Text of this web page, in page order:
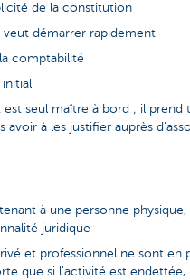
de la constitution
veut démarrer rapidement
comptabilité
est seul maître à bord ; il prend
avoir à les justifier auprès
à une personne physique,
juridique
et professionnel ne sont en
que si l'activité est endettée,